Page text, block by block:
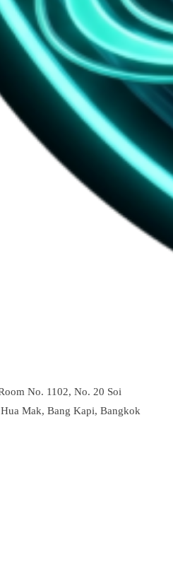
No. 1102, No. 20 Soi
Mak, Bang Kapi, Bangkok